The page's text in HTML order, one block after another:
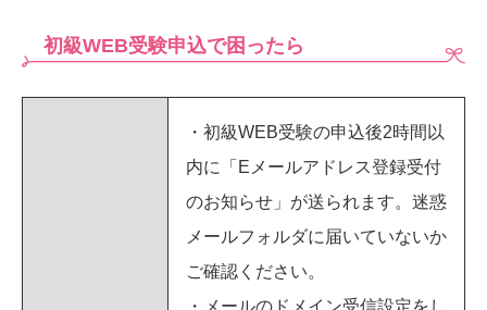
初級WEB受験申込で困ったら
・初級WEB受験の申込後2時間以
内に「Eメールアドレス登録受付
のお知らせ」が送られます。迷惑
メールフォルダに届いていないか
ご確認ください。